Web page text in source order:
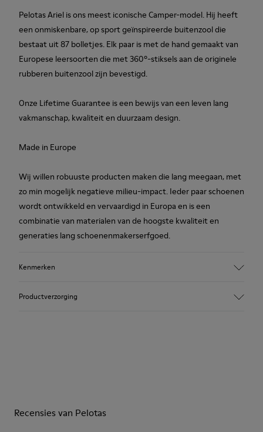
Pelotas Ariel is ons meest iconische Camper-model. Hij heeft
een onmiskenbare, op sport geïnspireerde buitenzool die
bestaat uit 87 bolletjes. Elk paar is met de hand gemaakt van
Europese leersoorten die met 360º-stiksels aan de originele
rubberen buitenzool zijn bevestigd.
Onze Lifetime Guarantee is een bewijs van een leven lang
vakmanschap, kwaliteit en duurzaam design.
Made in Europe
Wij willen robuuste producten maken die lang meegaan, met
zo min mogelijk negatieve milieu-impact. Ieder paar schoenen
wordt ontwikkeld en vervaardigd in Europa en is een
combinatie van materialen van de hoogste kwaliteit en
generaties lang schoenenmakerserfgoed.
Kenmerken
100,0% kalfsleer
67,92% kalfsleer, 32,08% gerecycled PET
Productverzorging
Gedetailleerde instructies over schoenverzorging en
Recensies van Pelotas